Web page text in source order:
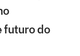
futuro do